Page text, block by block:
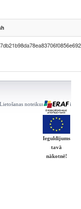
Lietošanas noteikumi | Kontakti
Ieguldījums
tavā
nākotnē!